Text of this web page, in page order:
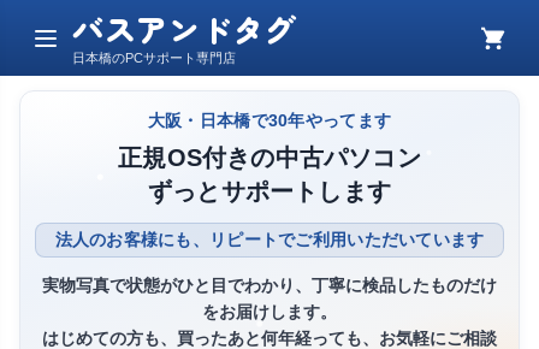
メ
ュ
バスアンドタグ
日本橋のPCサポート専門店
カ
ト
大阪・日本橋で30年やってます
正規OS付きの中古パソコン
ずっとサポートします
法人のお客様にも、リピートでご利用いただいています
実物写真で状態がひと目でわかり、丁寧に検品したものだけ
をお届けします。
はじめての方も、買ったあと何年経っても、お気軽にご相談